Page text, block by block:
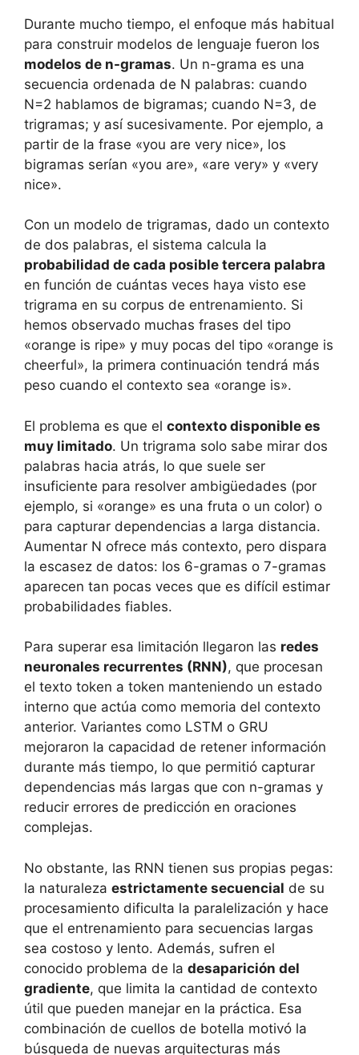
Durante mucho tiempo, el enfoque más habitual
para construir modelos de lenguaje fueron los
modelos de n-gramas. Un n-grama es una
secuencia ordenada de N palabras: cuando
N=2 hablamos de bigramas; cuando N=3, de
trigramas; y así sucesivamente. Por ejemplo, a
partir de la frase «you are very nice», los
bigramas serían «you are», «are very» y «very
nice».
Con un modelo de trigramas, dado un contexto
de dos palabras, el sistema calcula la
probabilidad de cada posible tercera palabra
en función de cuántas veces haya visto ese
trigrama en su corpus de entrenamiento. Si
hemos observado muchas frases del tipo
«orange is ripe» y muy pocas del tipo «orange is
cheerful», la primera continuación tendrá más
peso cuando el contexto sea «orange is».
El problema es que el contexto disponible es
muy limitado. Un trigrama solo sabe mirar dos
palabras hacia atrás, lo que suele ser
insuficiente para resolver ambigüedades (por
ejemplo, si «orange» es una fruta o un color) o
para capturar dependencias a larga distancia.
Aumentar N ofrece más contexto, pero dispara
la escasez de datos: los 6-gramas o 7-gramas
aparecen tan pocas veces que es difícil estimar
probabilidades fiables.
Para superar esa limitación llegaron las redes
neuronales recurrentes (RNN), que procesan
el texto token a token manteniendo un estado
interno que actúa como memoria del contexto
anterior. Variantes como LSTM o GRU
mejoraron la capacidad de retener información
durante más tiempo, lo que permitió capturar
dependencias más largas que con n-gramas y
reducir errores de predicción en oraciones
complejas.
No obstante, las RNN tienen sus propias pegas:
la naturaleza estrictamente secuencial de su
procesamiento dificulta la paralelización y hace
que el entrenamiento para secuencias largas
sea costoso y lento. Además, sufren el
conocido problema de la desaparición del
gradiente, que limita la cantidad de contexto
útil que pueden manejar en la práctica. Esa
combinación de cuellos de botella motivó la
búsqueda de nuevas arquitecturas más